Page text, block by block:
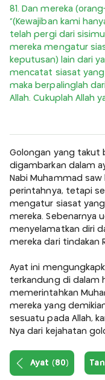
81. Dan mereka
“(Kewajiban kami
telah pergi dari
mereka mengatur
keputusan) lain dari
mencatat siasat
maka berpalinglah
Allah. Cukuplah Allah
Golongan yang takut
digambarkan dalam
Nabi Muhammad
perintahnya, tetapi
mengatur siasat
mereka. Sebenarnya
menyelamatkan diri
mereka dari tindakan
Ayat ini
terkandung di dalam
memerintahkan
mereka yang
sesuatu pada Allah,
Nya dari kejahatan
Ayat (80)